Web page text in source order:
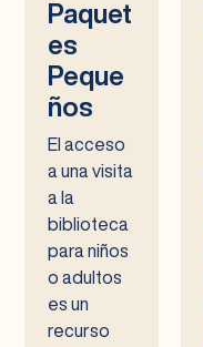
Paquet
es
Peque
ños
El acceso
a una visita
a la
biblioteca
para niños
o adultos
es un
recurso